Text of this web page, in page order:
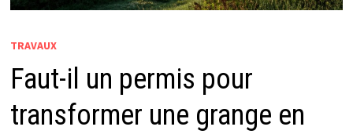
TRAVAUX
Faut-il un permis pour
transformer une grange en